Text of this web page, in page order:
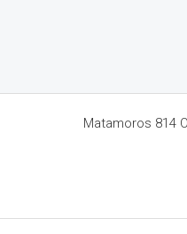
Matamoros 814